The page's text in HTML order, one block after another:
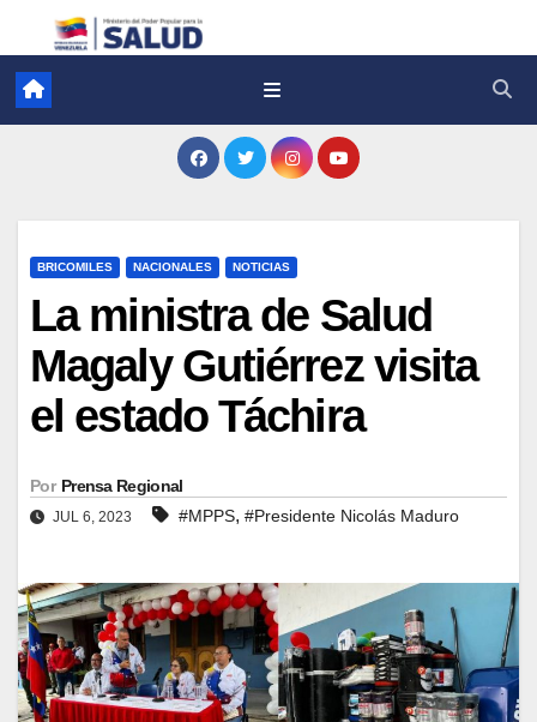
BRICOMILES NACIONALES NOTICIAS
La ministra de Salud
Magaly Gutiérrez visita
el estado Táchira
Por Prensa Regional
JUL 6, 2023 #MPPS, #Presidente Nicolás Maduro